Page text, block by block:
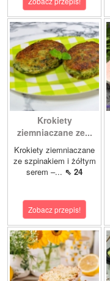
Krokiety
ziemniaczane ze...
Krokiety ziemniaczane
ze szpinakiem i żółtym
serem –... ⇖ 24
Zobacz przepis!